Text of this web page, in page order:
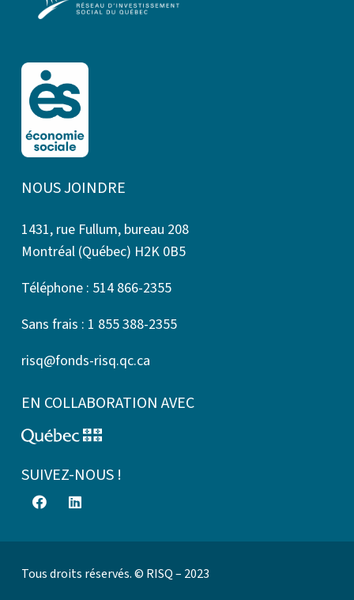
NOUS JOINDRE
1431, rue Fullum, bureau 208
Montréal (Québec) H2K 0B5
Téléphone : 514 866-2355
Sans frais : 1 855 388-2355
risq@fonds-risq.qc.ca
EN COLLABORATION AVEC
SUIVEZ-NOUS !
Tous droits réservés. © RISQ – 2023